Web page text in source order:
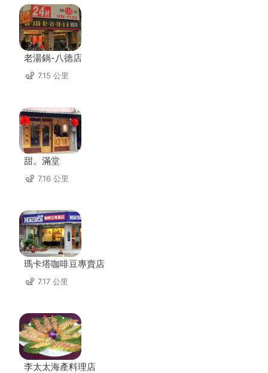
老湯鍋-八德店
7.15 公里
甜。滿堂
7.16 公里
瑪卡塔咖啡豆專賣店
7.17 公里
李太太海產料理店